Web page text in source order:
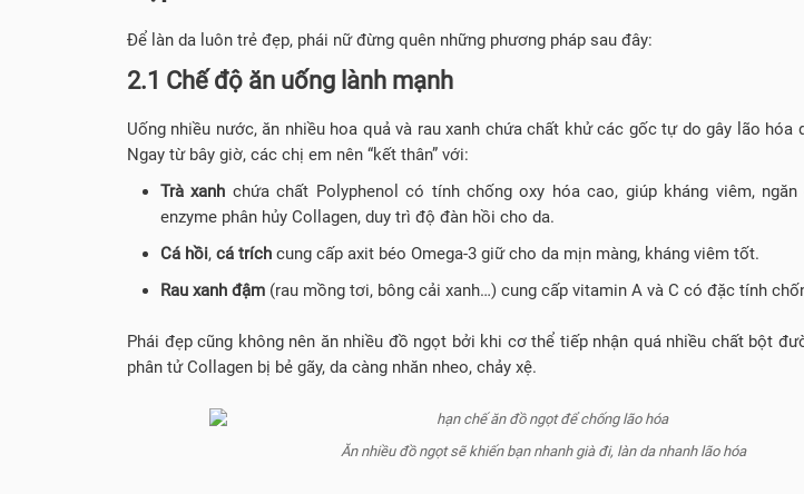
Để làn da luôn trẻ đẹp, phái nữ đừng quên những phương pháp sau đây:
2.1 Chế độ ăn uống lành mạnh
Uống nhiều nước, ăn nhiều hoa quả và rau xanh chứa chất khử các gốc tự do gây lão hóa
Ngay từ bây giờ, các chị em nên “kết thân” với:
Trà xanh chứa chất Polyphenol có tính chống oxy hóa cao, giúp kháng viêm,
enzyme phân hủy Collagen, duy trì độ đàn hồi cho da.
Cá hồi, cá trích cung cấp axit béo Omega-3 giữ cho da mịn màng, kháng viêm tốt.
Rau xanh đậm (rau mồng tơi, bông cải xanh…) cung cấp vitamin A và C có đặc tính
Phái đẹp cũng không nên ăn nhiều đồ ngọt bởi khi cơ thể tiếp nhận quá nhiều chất bột
phân tử Collagen bị bẻ gãy, da càng nhăn nheo, chảy xệ.
Ăn nhiều đồ ngọt sẽ khiến bạn nhanh già đi, làn da nhanh lão hóa